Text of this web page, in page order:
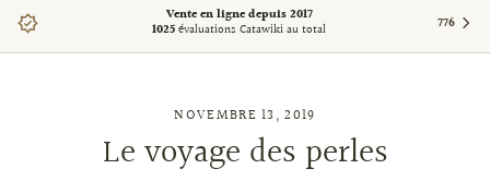
Vente en ligne depuis 2017
1025évaluations Catawiki au total 776
NOVEMBRE 13, 2019
Le voyage des perles